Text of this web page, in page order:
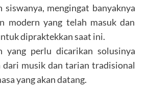
mengingat banyaknya
modern yang telah masuk dan
dipraktekkan saat ini.
yang perlu dicarikan solusinya
dari musik dan tarian tradisional
yang akan datang.